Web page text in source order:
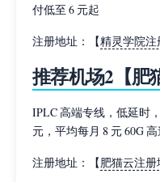
付低至 6 元起
注册地址：【精灵学院注
推荐机场2【肥
IPLC 高端专线，低延时
元，平均每月 8 元 60G
注册地址：【肥猫云注册